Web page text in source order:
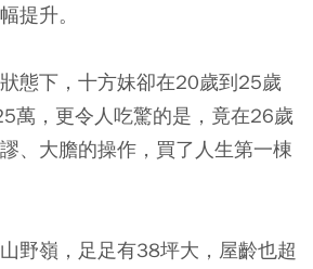
提升。
態下，十方妹卻在20歲到25歲
萬，更令人吃驚的是，竟在26歲
、大膽的操作，買了人生第一棟
野嶺，足足有38坪大，屋齡也超